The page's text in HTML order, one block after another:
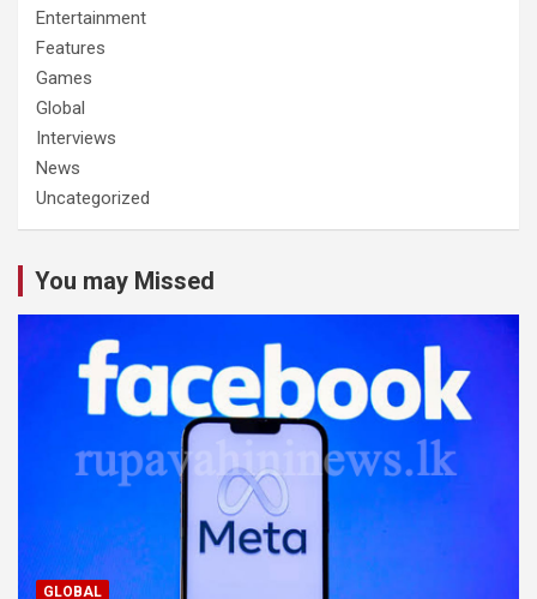
Entertainment
Features
Games
Global
Interviews
News
Uncategorized
You may Missed
GLOBAL